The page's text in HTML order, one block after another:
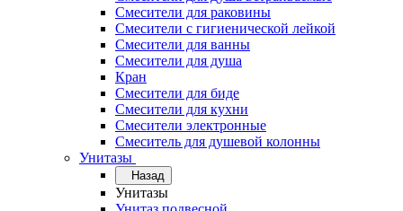
Смесители для раковины
Смесители с гигиенической лейкой
Смесители для ванны
Смесители для душа
Кран
Смесители для биде
Смесители для кухни
Смесители электронные
Смеситель для душевой колонны
Унитазы
Назад
Унитазы